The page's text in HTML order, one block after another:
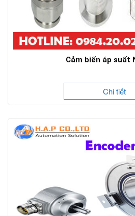
Cảm biến áp suất
Chi tiết